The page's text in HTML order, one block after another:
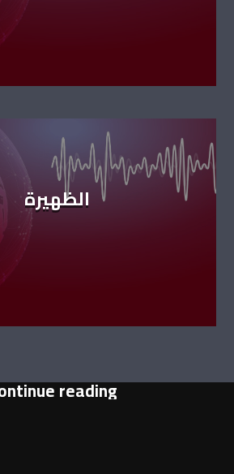
الظهيرة
reading